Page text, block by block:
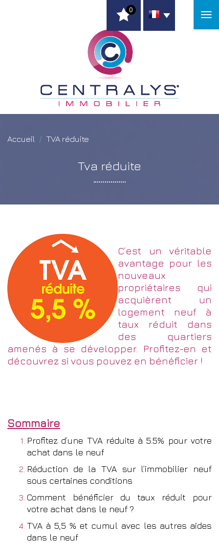
0
Accueil TVA réduite
tva réduite
C’est un véritable
avantage pour les
nouveaux
propriétaires qui
acquièrent un
logement neuf à
taux réduit dans
des quartiers
amenés à se développer. Profitez-en et
découvrez si vous pouvez en bénéficier !
Sommaire
Profitez d’une TVA réduite à 5.5% pour votre
achat dans le neuf
Réduction de la TVA sur l’immobilier neuf
sous certaines conditions
Comment bénéficier du taux réduit pour
votre achat dans le neuf ?
TVA à 5,5 % et cumul avec les autres aides
dans le neuf